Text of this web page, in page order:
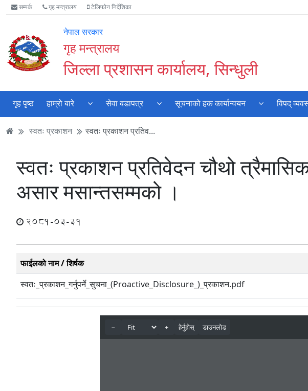
Accessibility
Mode
गर्नुहोस्
मुख्य
सामाग्री
मुख्य
नेभिगेसन
वेबसाइट
खोजमा
सम्पर्क गृह मन्त्रालय टेलिफोन निर्देशिका
नेपाल सरकार
गृह मन्त्रालय
जिल्ला प्रशासन कार्यालय, सिन्धुली
गृह पृष्ठ हाम्रो बारे सेवा बडापत्र सूचनाको हक कार्यान्वयन विपद्
स्वतः प्रकाशन स्वतः प्रकाशन प्रतिव...
स्वतः प्रकाशन प्रतिवेदन चौथो
असार मसान्तसम्मको ।
2081-03-31
फाईलको नाम / शिर्षक
स्वतः_प्रकाशन_गर्नुपर्ने_सुचना_(Proactive_Disclosure_)_प्रकाशन.pdf